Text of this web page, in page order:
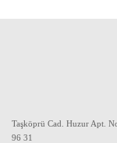
Taşköprü Cad. Huzur Apt.
96 31